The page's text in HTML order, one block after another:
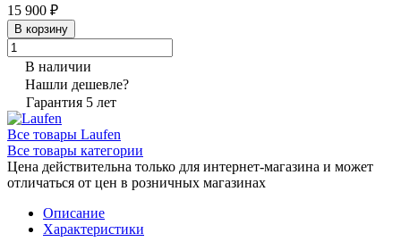
15 900 ₽
В корзину
В наличии
Нашли дешевле?
Гарантия 5 лет
Все товары Laufen
Все товары категории
Цена действительна только для интернет-магазина и может
отличаться от цен в розничных магазинах
Описание
Характеристики